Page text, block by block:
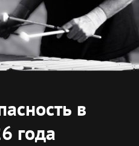
в
года